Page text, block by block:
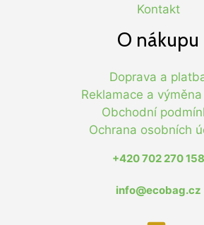
Kontakt
O nákupu
Doprava a
Reklamace a
Obchodní
Ochrana osobních
+420 702 270 158
info@ecobag.cz